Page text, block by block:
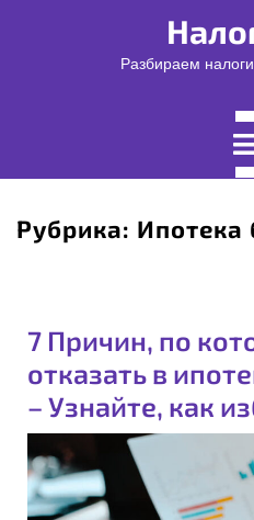
Разбираем
Рубрика: Ипотека
7 Причин, по
отказать в
– Узнайте, как